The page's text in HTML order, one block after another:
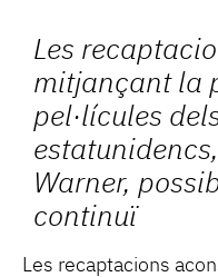
Les
mitjançant la
pel·lícules
Warner,
continuï
Les recaptacions